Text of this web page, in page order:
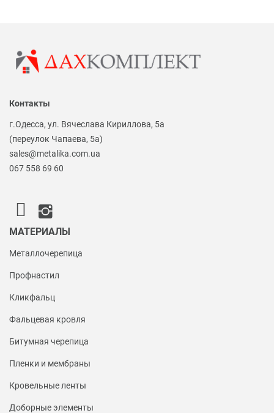
Контакты
г.Одесса, ул. Вячеслава Кириллова, 5а
(переулок Чапаева, 5а)
sales@metalika.com.ua
067 558 69 60
МАТЕРИАЛЫ
Металлочерепица
Профнастил
Кликфальц
Фальцевая кровля
Битумная черепица
Пленки и мембраны
Кровельные ленты
Доборные элементы